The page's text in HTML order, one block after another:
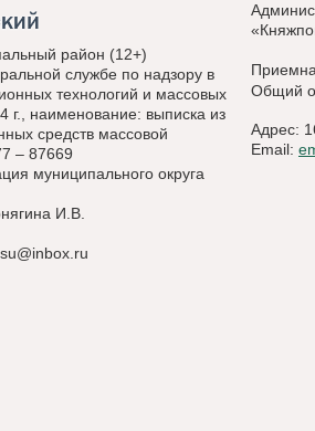
район (12+)
службе по надзору в
технологий и массовых
г., наименование: выписка из
средств массовой
– 87669
муниципального округа
И.В.
Общий
Адрес:
Email: